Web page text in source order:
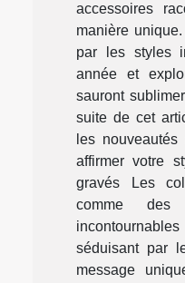
accessoires
manière
par les styles
année et
sauront
suite de cet
les
affirmer votre
gravés Les
comme des
séduisant par
message